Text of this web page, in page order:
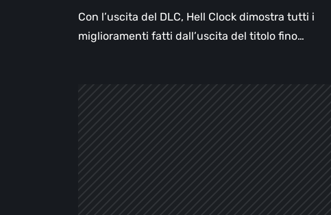
Con l’uscita del DLC, Hell Clock dimostra tutti i
miglioramenti fatti dall’uscita del titolo fino…